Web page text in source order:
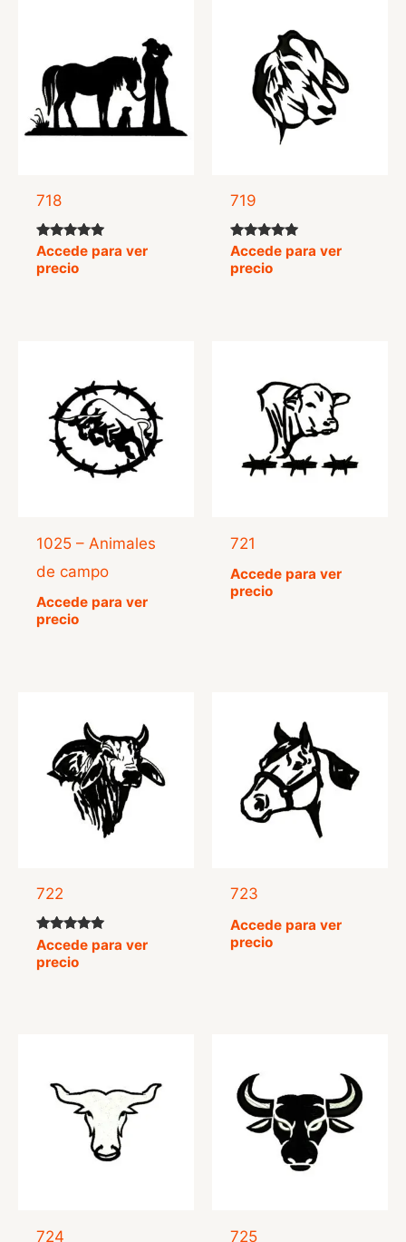
718
Valorado
con
4.90
Accede para ver
precio
719
Valorado
con
5.00
Accede para ver
precio
1025 – Animales
de campo
Accede para ver
precio
721
Accede para ver
precio
722
Valorado
con
5.00
Accede para ver
precio
723
Accede para ver
precio
724 725